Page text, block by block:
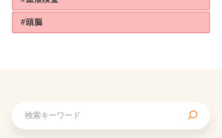
#頭脳